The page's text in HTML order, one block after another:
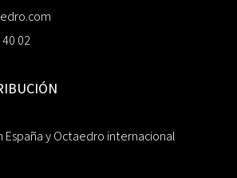
02
España y Octaedro internacional